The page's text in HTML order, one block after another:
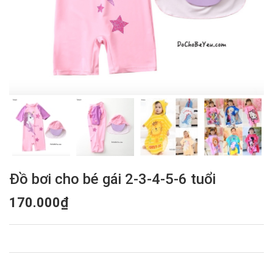
Đồ bơi cho bé gái 2-3-4-5-6 tuổi
170.000₫